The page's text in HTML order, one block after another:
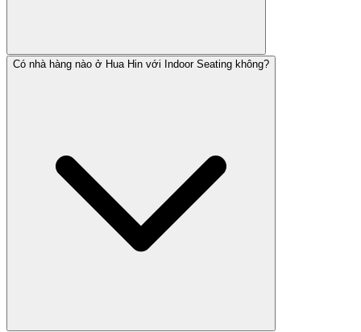
Có nhà hàng nào ở Hua Hin với Indoor Seating không?